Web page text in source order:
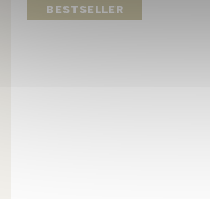
BESTSELLER